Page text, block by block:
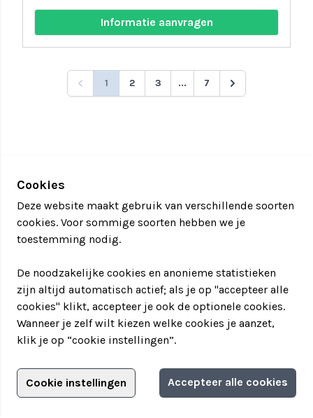
Filter jouw teamuitstapje!
Informatie aanvragen
1 2 3 ... 7
Adverteren?
Adverteerdersopties
Cookies
Deze website maakt gebruik van verschillende soorten
cookies. Voor sommige soorten hebben we je
toestemming nodig.
De noodzakelijke cookies en anonieme statistieken
zijn altijd automatisch actief; als je op "accepteer alle
cookies" klikt, accepteer je ook de optionele cookies.
Wanneer je zelf wilt kiezen welke cookies je aanzet,
klik je op “cookie instellingen”.
Cookie instellingen Accepteer alle cookies